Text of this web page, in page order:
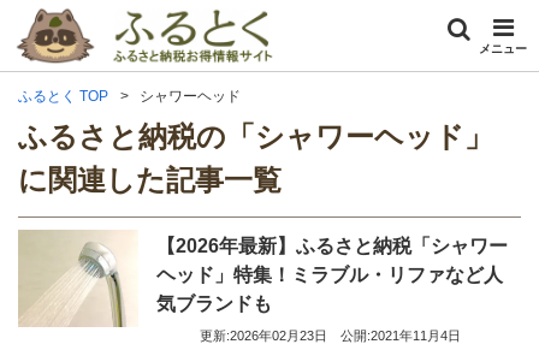
メニュー
ふるとく TOP シャワーヘッド
ふるさと納税の「シャワーヘッド」
に関連した記事一覧
【2026年最新】ふるさと納税「シャワー
ヘッド」特集！ミラブル・リファなど人
気ブランドも
更新:2026年02月23日 公開:2021年11月4日